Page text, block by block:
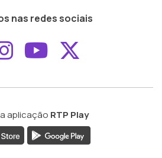
nas redes sociais
ao
Aceder ao
Aceder ao
aplicação RTP Play